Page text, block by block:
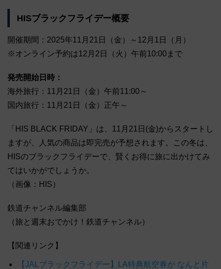
HISブラックフライデー概要
開催期間：2025年11月21日（金）～12月1日（月）
※オンライン予約は12月2日（火）午前10:00まで
発売開始日時：
海外旅行：11月21日（金）午前11:00～
国内旅行：11月21日（金）正午～
「HIS BLACK FRIDAY」は、11月21日(金)からスタートし
ますが、人気の商品は即完売が予想されます。この冬は、
HISのブラックフライデーで、賢くお得に旅に出かけてみ
てはいかがでしょうか。
（画像：HIS）
鉄道チャンネル編集部
（旅と週末おでかけ！鉄道チャンネル）
【関連リンク】
【JALブラックフライデー】LA特典航空券が なんと片